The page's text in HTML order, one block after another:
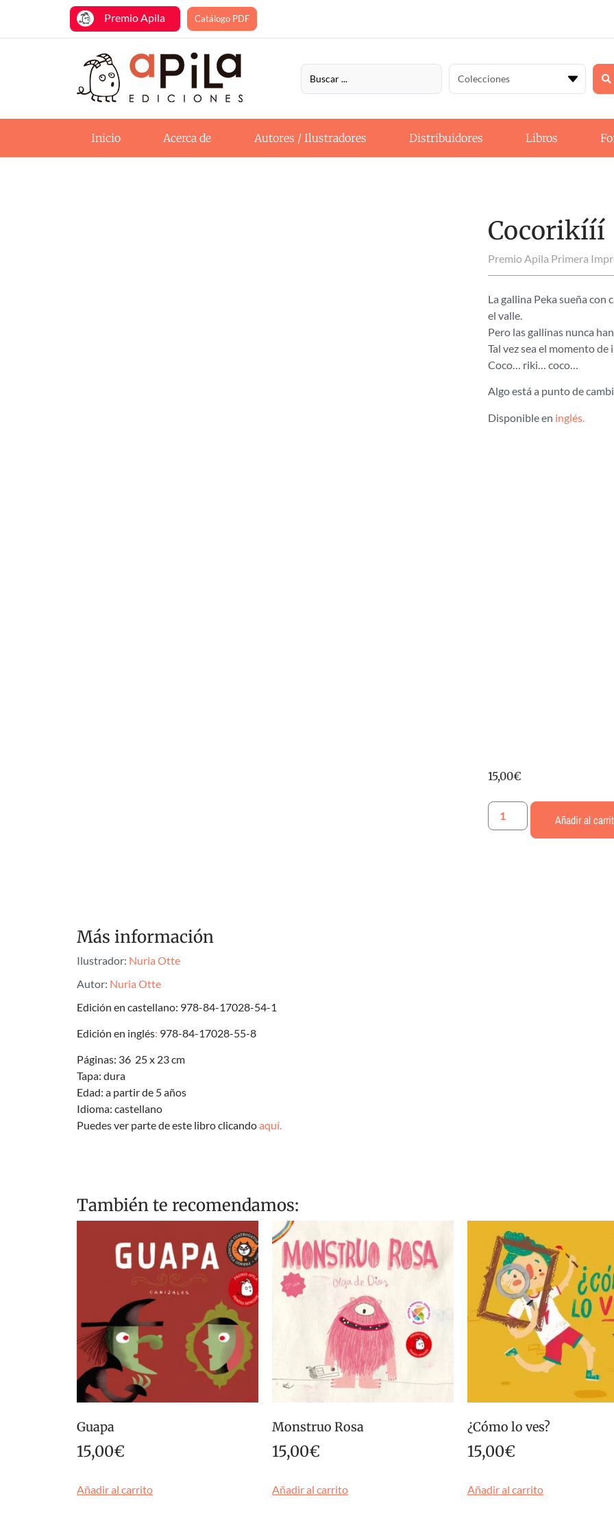
Premio Apila Catálogo PDF
Inicio Acerca de Autores / Ilustradores Distribuidores Libros
Cocorikííí
Premio Apila Primera
La gallina Peka sueña con
el valle.
Pero las gallinas nunca
Tal vez sea el momento
Coco… riki… coco…
Algo está a punto de
Disponible en inglés.
15,00€
Añadir al
Más información
Ilustrador: Nuria Otte
Autor: Nuria Otte
Edición en castellano: 978-84-17028-54-1
Edición en inglés: 978-84-17028-55-8
Páginas: 36 25 x 23 cm
Tapa: dura
Edad: a partir de 5 años
Idioma: castellano
Puedes ver parte de este libro clicandoaquí.
También te recomendamos:
Guapa
15,00€
Añadir al carrito
Monstruo Rosa
15,00€
Añadir al carrito
¿Cómo lo ves?
15,00€
Añadir al carrito